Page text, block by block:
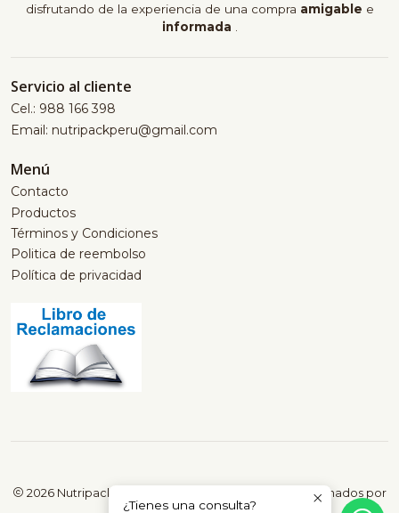
disfrutando de la experiencia de una compra amigable e
informada
Servicio al cliente
Cel.: 988 166 398
Email: nutripackperu@gmail.com
Menú
Contacto
Productos
Términos y Condiciones
Politica de reembolso
Política de privacidad
2026 Nutripack Perú | Productos saludables seleccionados por
nutricionistas.
¿Tienes una consulta?